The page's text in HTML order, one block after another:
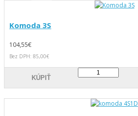
Komoda 3S
104,55€
Bez DPH: 85,00€
KÚPIŤ